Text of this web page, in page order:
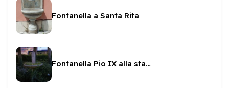
Fontanella a Santa Rita
Fontanella Pio IX alla stazione